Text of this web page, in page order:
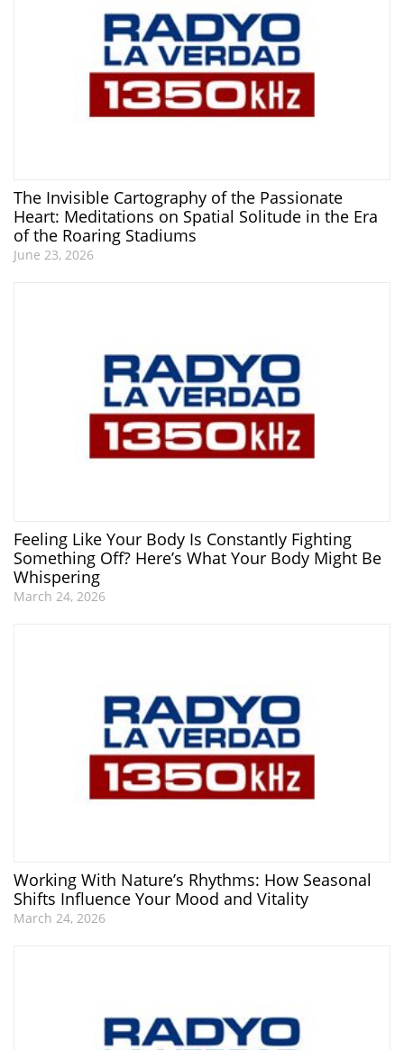
The Invisible Cartography of the Passionate
Heart: Meditations on Spatial Solitude in the Era
of the Roaring Stadiums
June 23, 2026
Feeling Like Your Body Is Constantly Fighting
Something Off? Here’s What Your Body Might Be
Whispering
March 24, 2026
Working With Nature’s Rhythms: How Seasonal
Shifts Influence Your Mood and Vitality
March 24, 2026